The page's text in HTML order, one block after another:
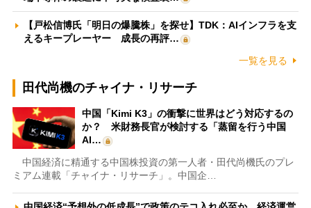
【戸松信博氏「明日の爆騰株」を探せ】TDK：AIインフラを支
えるキープレーヤー 成長の再評…
一覧を見る
田代尚機のチャイナ・リサーチ
中国「Kimi K3」の衝撃に世界はどう対応するの
か？ 米財務長官が検討する「蒸留を行う中国
AI…
中国経済に精通する中国株投資の第一人者・田代尚機氏のプレ
ミアム連載「チャイナ・リサーチ」。中国企…